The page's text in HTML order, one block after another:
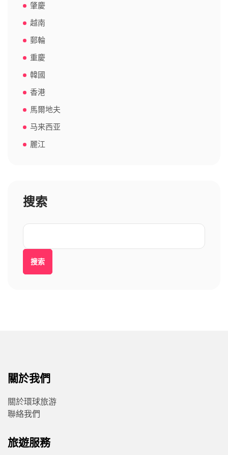
肇慶
越南
郵輪
重慶
韓國
香港
馬爾地夫
马来西亚
麗江
搜索
搜索
關於我們
關於環球旅游
聯絡我們
旅遊服務